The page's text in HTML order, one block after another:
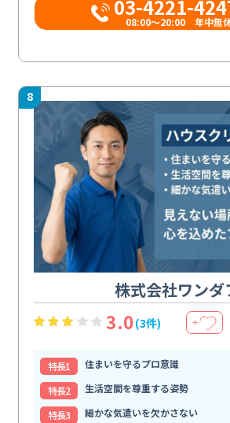
03-4221-
08:00～20:00 年中無
8
株式会社ワンダ
3.0(3件) ＋
特⻑1
住まいを守るプロ意識
特⻑2
生活空間を尊重する姿勢
特⻑3
細かな気遣いを欠かさない